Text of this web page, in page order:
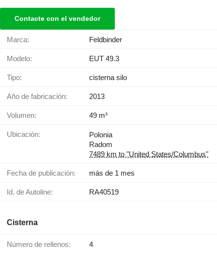
Contacte con el vendedor
Marca: Feldbinder
Modelo: EUT 49.3
Tipo: cisterna silo
Año de fabricación: 2013
Volumen: 49 m³
Ubicación:
Polonia
Radom
7489 km to "United States/Columbus"
Fecha de publicación: más de 1 mes
Id. de Autoline: RA40519
Cisterna
Número de rellenos: 4